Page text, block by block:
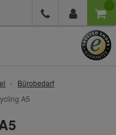
Bürobedarf
A5